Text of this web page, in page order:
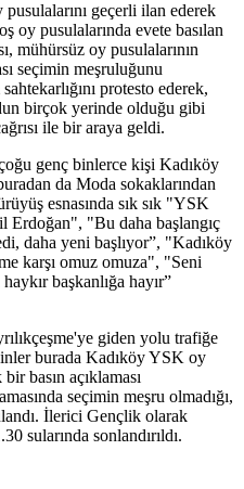
geçerli ilan ederek
oy pusulalarında evete basılan
mühürsüz oy pusulalarının
seçimin meşruluğunu
protesto ederek,
birçok yerinde olduğu gibi
ile bir araya geldi.
genç binlerce kişi Kadıköy
da Moda sokaklarından
esnasında sık sık "YSK
Erdoğan", "Bu daha başlangıç
daha yeni başlıyor”, "Kadıköy
karşı omuz omuza", "Seni
başkanlığa hayır”
giden yolu trafiğe
burada Kadıköy YSK oy
basın açıklaması
seçimin meşru olmadığı,
İlerici Gençlik olarak
sularında sonlandırıldı.